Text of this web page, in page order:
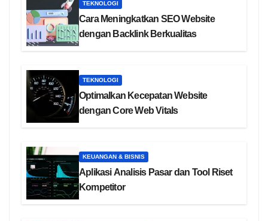
TEKNOLOGI
Cara Meningkatkan SEO Website
dengan Backlink Berkualitas
TEKNOLOGI
Optimalkan Kecepatan Website
dengan Core Web Vitals
KEUANGAN & BISNIS
Aplikasi Analisis Pasar dan Tool Riset
Kompetitor